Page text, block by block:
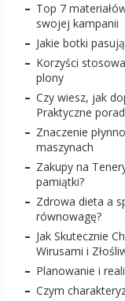
Top 7
swojej kampanii
Jakie botki
Korzyści
plony
Czy wiesz, jak
Praktyczne
Znaczenie
maszynach
Zakupy na
pamiątki?
Zdrowa dieta a
równowagę?
Jak Skutecznie
Wirusami i
Planowanie i
Czym